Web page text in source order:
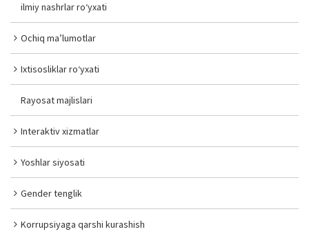
ilmiy nashrlar ro‘yxati
Ochiq ma’lumotlar
Ixtisosliklar ro‘yxati
Rayosat majlislari
Interaktiv xizmatlar
Yoshlar siyosati
Gender tenglik
Korrupsiyaga qarshi kurashish